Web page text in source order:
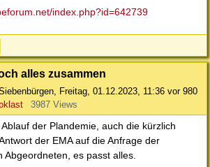
index.php?id=642739
alles zusammen
, Freitag, 01.12.2023, 11:36 vor 980
3987 Views
der Plandemie, auch die kürzlich
der EMA auf die Anfrage der
Abgeordneten, es passt alles.